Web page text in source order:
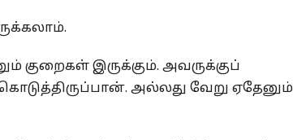
குறைகள் இருக்கும். அவருக்குப்
அல்லது வேறு ஏதேனும்